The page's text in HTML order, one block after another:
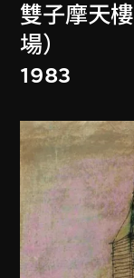
雙子摩天
場）
1983